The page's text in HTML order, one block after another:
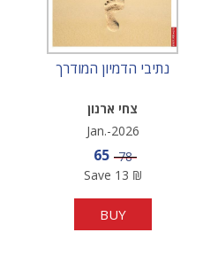
נתיבי הדמיון המודרך
צחי ארנון
Jan.-2026
Sale price
65 Price
78
Save 13 ₪
BUY